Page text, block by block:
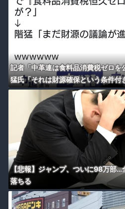
記者「中革連は食料品消費税ゼロ
猛氏「それは財源確保という条件付
【悲報】ジャンプ、ついに98万部
落ちる